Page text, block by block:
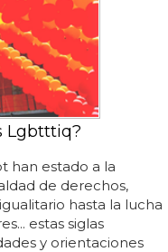
Lgbtttiq?
han estado a la
de derechos,
hasta la lucha
estas siglas
y orientaciones